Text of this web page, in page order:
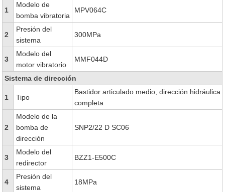
1
Modelo de
bomba vibratoria
MPV064C
2
Presión del
sistema
300MPa
3
Modelo del
motor vibratorio
MMF044D
Sistema de dirección
1 Tipo
Bastidor articulado medio, dirección hidráulica
completa
2
Modelo de la
bomba de
dirección
SNP2/22 D SC06
3
Modelo del
redirector
BZZ1-E500C
4
Presión del
sistema
18MPa